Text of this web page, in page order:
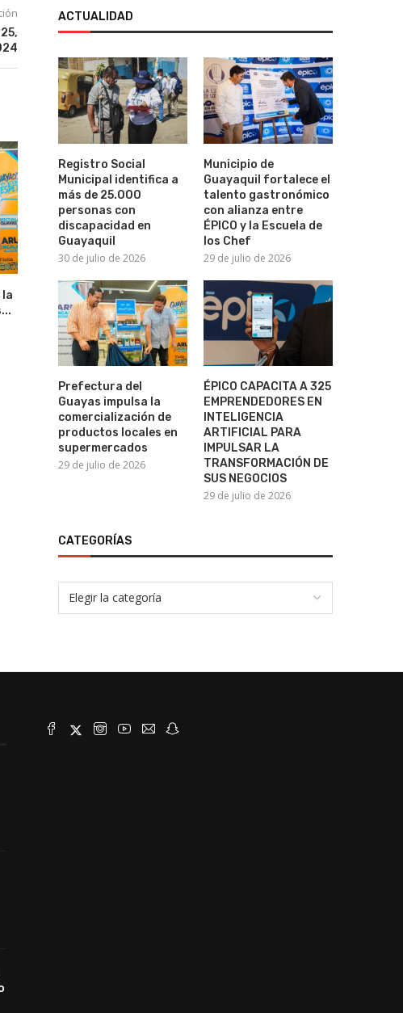
la
ÉPICO CAPACITA A 325
EMPRENDEDORES EN
INTELIGENCIA ARTIFICIAL...
29 de julio de 2026
BIBLIOTECA MUNICIPAL
SEGUNDO TALLER DE
ACTUALIDAD
Registro Social
Municipal identifica a
más de 25.000
personas con
discapacidad en
Guayaquil
30 de julio de 2026
Municipio de
Guayaquil fortalece el
talento gastronómico
con alianza entre
ÉPICO y la Escuela de
los Chef
29 de julio de 2026
Prefectura del
Guayas impulsa la
comercialización de
productos locales en
supermercados
29 de julio de 2026
ÉPICO CAPACITA A 325
EMPRENDEDORES EN
INTELIGENCIA
ARTIFICIAL PARA
IMPULSAR LA
TRANSFORMACIÓN DE
SUS NEGOCIOS
29 de julio de 2026
CATEGORÍAS